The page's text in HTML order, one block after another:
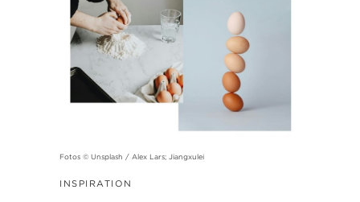
Fotos © Unsplash / Alex Lars; Jiangxulei
INSPIRATION